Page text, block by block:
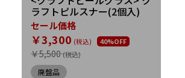
ラフトピルスナー(2個入)
セール価格
￥3,300 40%OFF
￥5,500
廃盤品